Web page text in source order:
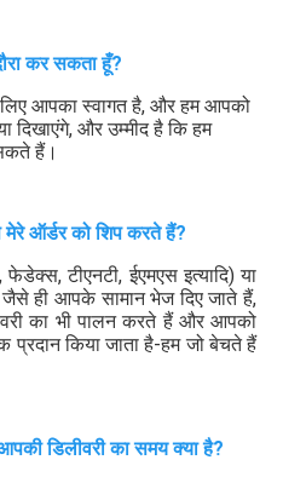
कर सकता हूँ?
लिए आपका स्वागत है, और हम आपको
दिखाएंगे, और उम्मीद है कि हम
हैं।
ऑर्डर को शिप करते हैं?
टीएनटी, ईएमएस इत्यादि) या
जैसे ही आपके सामान भेज दिए जाते हैं,
का भी पालन करते हैं और आपको
किया जाता है-हम जो बेचते हैं
डिलीवरी का समय क्या है?